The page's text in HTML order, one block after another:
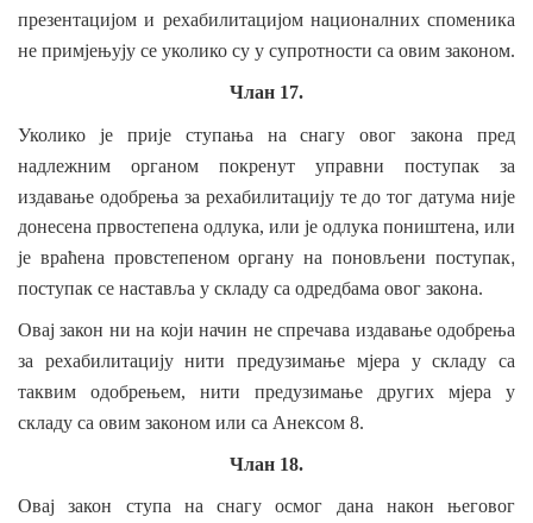
презентацијом и рехабилитацијом националних споменика
не примјењују се уколико су у супротности са овим законом.
Члан 17.
Уколико је
прије ступања на снагу овог закона пред
надлежним органом покренут
управни поступак за
издавање одобрења за рехабилитацију те до тог датума није
донесена првостепена одлука, или је одлука поништена, или
је враћена провстепеном органу на поновљени поступак,
поступак се наставља у складу са одредбама овог закона.
Овај закон ни на који начин не спречава издавање одобрења
за рехабилитацију нити предузимање мјера у складу са
таквим одобрењем, нити предузимање других мјера у
складу са овим законом или са Анексом 8.
Члан 18.
Овај закон ступа на снагу осмог дана након његовог